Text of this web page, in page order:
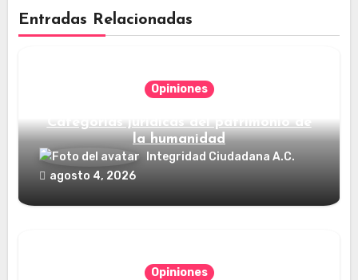
Entradas Relacionadas
Opiniones
Categorías jurídicas del patrimonio de
la humanidad
Integridad Ciudadana A.C.
agosto 4, 2026
Opiniones